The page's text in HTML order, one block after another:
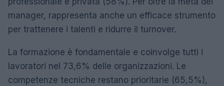
manager, rappresenta anche un efficace strumento
per trattenere i talenti e ridurre il turnover.
La formazione è fondamentale e coinvolge tutti i
lavoratori nel 73,6% delle organizzazioni. Le
competenze tecniche restano prioritarie (65,5%),